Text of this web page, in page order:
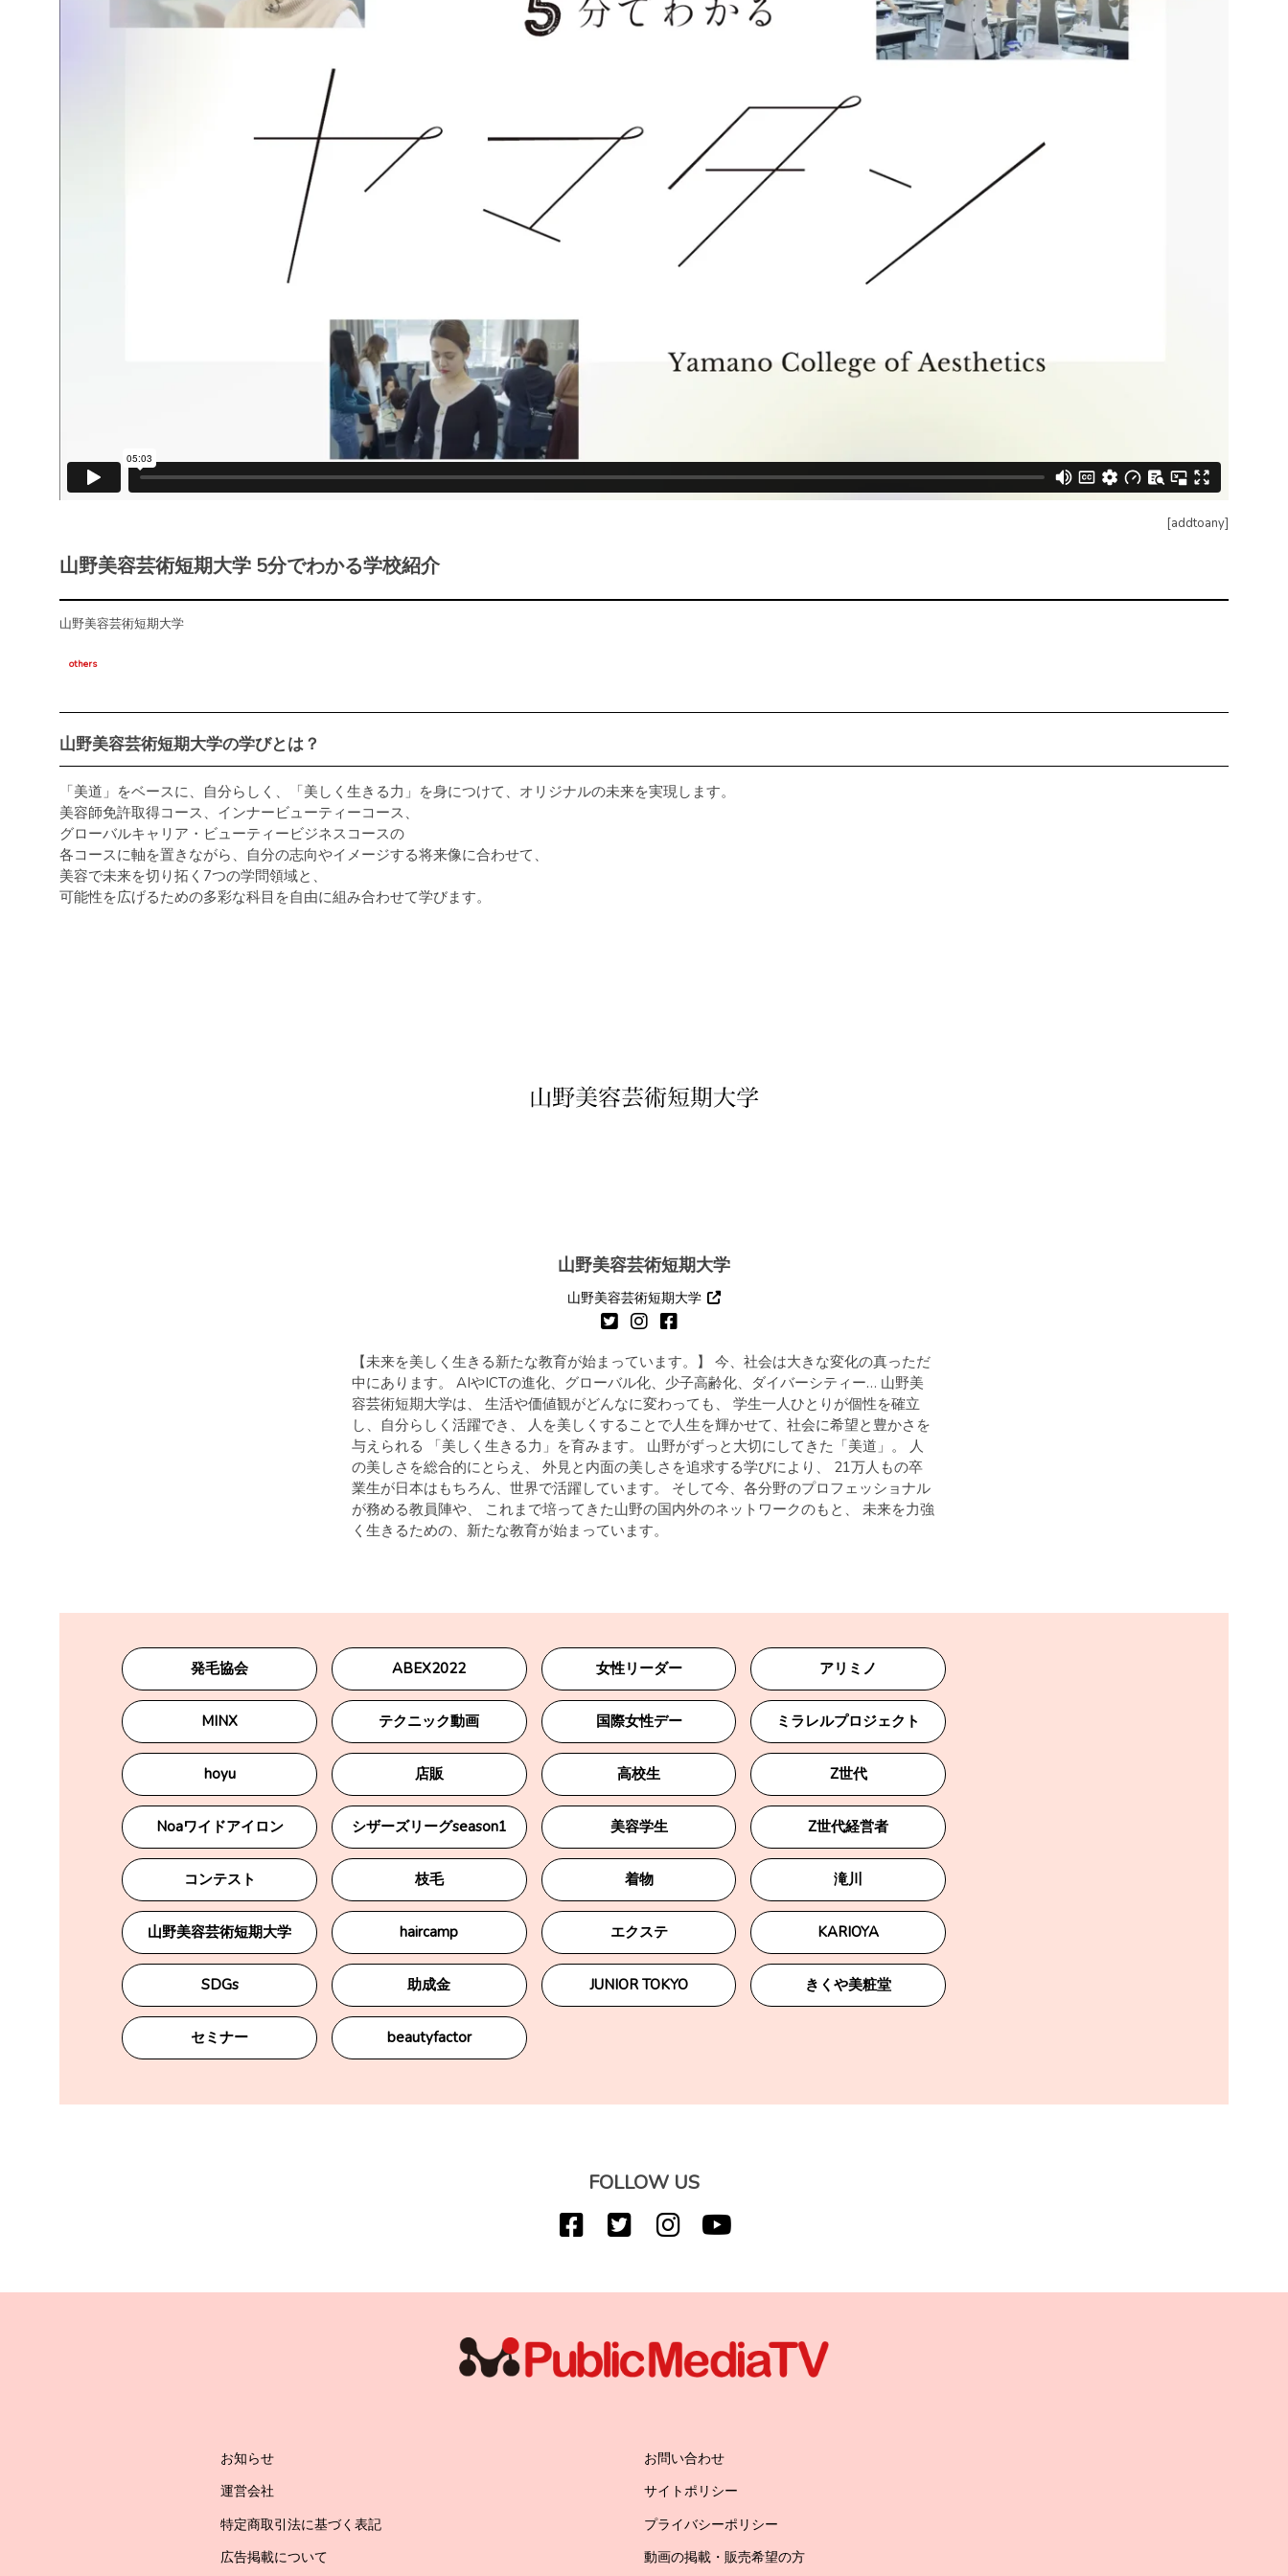
[addtoany]
山野美容芸術短期大学 5分でわかる学校紹介
山野美容芸術短期大学
others
山野美容芸術短期大学の学びとは？
「美道」をベースに、自分らしく、「美しく生きる力」を身につけて、オリジナルの未来を実現します。
美容師免許取得コース、インナービューティーコース、
グローバルキャリア・ビューティービジネスコースの
各コースに軸を置きながら、自分の志向やイメージする将来像に合わせて、
美容で未来を切り拓く7つの学問領域と、
可能性を広げるための多彩な科目を自由に組み合わせて学びます。
山野美容芸術短期大学
山野美容芸術短期大学
【未来を美しく生きる新たな教育が始まっています。】 今、社会は大きな変化の真っただ
中にあります。 AIやICTの進化、グローバル化、少子高齢化、ダイバーシティー… 山野美
容芸術短期大学は、 生活や価値観がどんなに変わっても、 学生一人ひとりが個性を確立
し、自分らしく活躍でき、 人を美しくすることで人生を輝かせて、社会に希望と豊かさを
与えられる 「美しく生きる力」を育みます。 山野がずっと大切にしてきた「美道」。 人
の美しさを総合的にとらえ、 外見と内面の美しさを追求する学びにより、 21万人もの卒
業生が日本はもちろん、世界で活躍しています。 そして今、各分野のプロフェッショナル
が務める教員陣や、 これまで培ってきた山野の国内外のネットワークのもと、 未来を力強
く生きるための、新たな教育が始まっています。
発毛協会 ABEX2022 女性リーダー アリミノ
MINX テクニック動画 国際女性デー ミラレルプロジェクト
hoyu 店販 高校生 Z世代
Noaワイドアイロン シザーズリーグseason1 美容学生 Z世代経営者
コンテスト 枝毛 着物 滝川
山野美容芸術短期大学 haircamp エクステ KARIOYA
SDGs 助成金 JUNIOR TOKYO きくや美粧堂
セミナー beautyfactor
FOLLOW US
お知らせ
お問い合わせ
運営会社
サイトポリシー
特定商取引法に基づく表記
プライバシーポリシー
広告掲載について
動画の掲載・販売希望の方